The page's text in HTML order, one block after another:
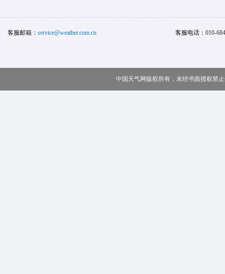
客服邮箱： service@weather.com.cn 客服电话： 010-
中国天气网版权所有，未经书面授权